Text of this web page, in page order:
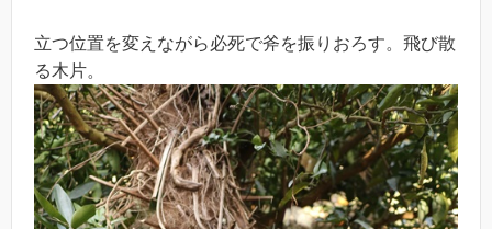
立つ位置を変えながら必死で斧を振りおろす。飛び散
る木片。